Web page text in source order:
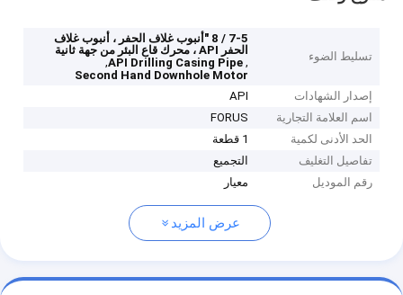
تسليط الضوء
7-5 / 8 "أنبوب غلاف الحفر ، أنبوب غلاف
الحفر API ، محرك قاع البئر من جهة ثانية
,
API Drilling Casing Pipe
,
Second Hand Downhole Motor
إصدار الشهادات
API
اسم العلامة التجارية
FORUS
الحد الأدنى لكمية
1 قطعة
تفاصيل التغليف
التجميع
رقم الموديل
معيار
عرض المزيد